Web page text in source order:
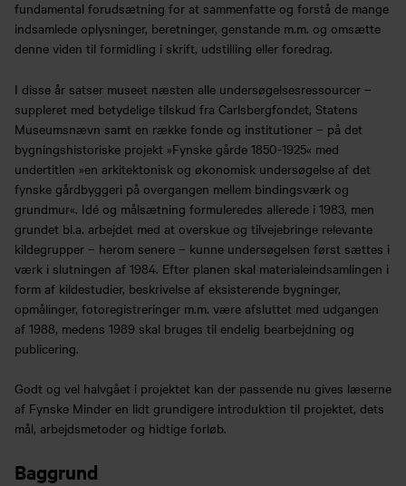
fundamental forudsætning for at sammenfatte og forstå de mange
indsamlede oplysninger, beretninger, genstande m.m. og omsætte
denne viden til formidling i skrift, udstilling eller foredrag.
I disse år satser museet næsten alle undersøgelsesressourcer –
suppleret med betydelige tilskud fra Carlsbergfondet, Statens
Museumsnævn samt en række fonde og institutioner – på det
bygningshistoriske projekt »Fynske gårde 1850-1925« med
undertitlen »en arkitektonisk og økonomisk undersøgelse af det
fynske gårdbyggeri på overgangen mellem bindingsværk og
grundmur«. Idé og målsætning formuleredes allerede i 1983, men
grundet bl.a. arbejdet med at overskue og tilvejebringe relevante
kildegrupper – herom senere – kunne undersøgelsen først sættes i
værk i slutningen af 1984. Efter planen skal materialeindsamlingen i
form af kildestudier, beskrivelse af eksisterende bygninger,
opmålinger, fotoregistreringer m.m. være afsluttet med udgangen
af 1988, medens 1989 skal bruges til endelig bearbejdning og
publicering.
Godt og vel halvgået i projektet kan der passende nu gives læserne
af Fynske Minder en lidt grundigere introduktion til projektet, dets
mål, arbejdsmetoder og hidtige forløb.
Baggrund